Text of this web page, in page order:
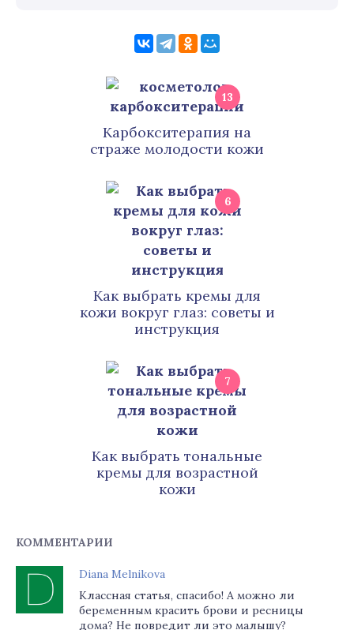
13
Карбокситерапия на
страже молодости кожи
6
Как выбрать кремы для
кожи вокруг глаз: советы и
инструкция
7
Как выбрать тональные
кремы для возрастной
кожи
КОММЕНТАРИИ
Diana Melnikova
Классная статья, спасибо! А можно ли
беременным красить брови и ресницы
дома? Не повредит ли это малышу?